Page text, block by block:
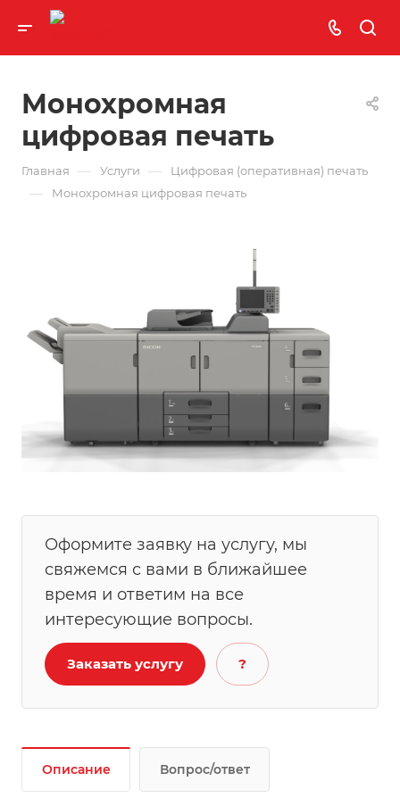
Монохромная
цифровая печать
Главная — Услуги — Цифровая (оперативная) печать
— Монохромная цифровая печать
Оформите заявку на услугу, мы
свяжемся с вами в ближайшее
время и ответим на все
интересующие вопросы.
Заказать услугу ?
Описание Вопрос/ответ